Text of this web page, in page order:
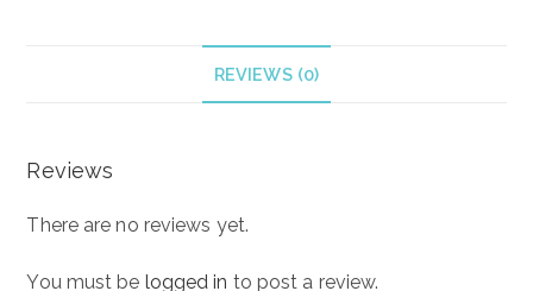
REVIEWS (0)
Reviews
There are no reviews yet.
You must be logged in to post a review.